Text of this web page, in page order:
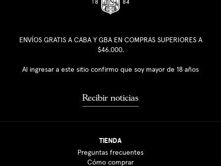
ENVÍOS GRATIS A CABA Y GBA EN COMPRAS SUPERIORES A
$46.000.
Al ingresar a este sitio confirmo que soy mayor de 18 años
Recibir noticias
TIENDA
Preguntas frecuentes
Cómo comprar